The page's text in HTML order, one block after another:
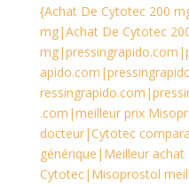
{Achat De Cytotec 200
mg|Achat De Cytotec
.com|meilleur prix
docteur|Cytotec
générique|Meilleur
Cytotec|Misoprostol